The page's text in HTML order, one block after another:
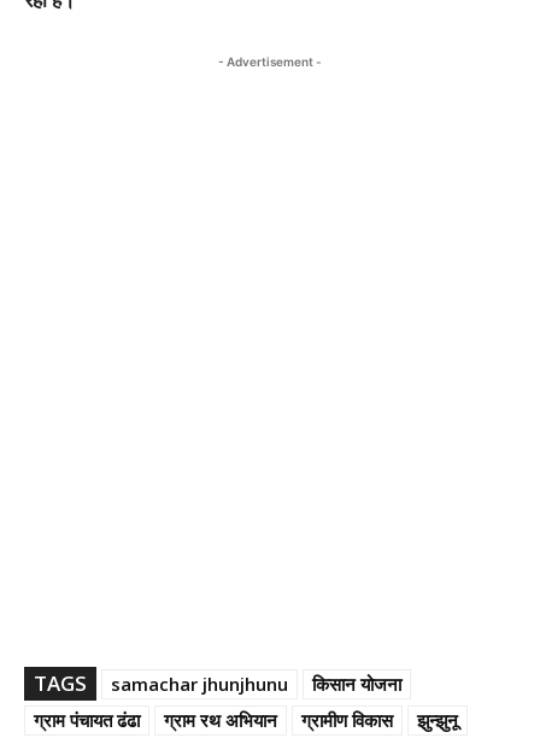
- Advertisement -
TAGS samachar jhunjhunu
किसान योजना
ग्राम पंचायत ढंढा
ग्राम रथ अभियान ग्रामीण विकास
झुन्झुनू